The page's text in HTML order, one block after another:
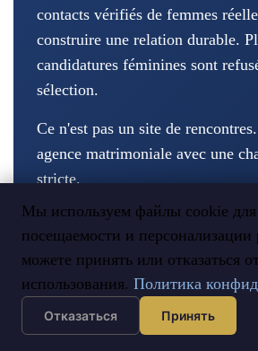
Мы используем файлы cookie для
посещаемости и
можете принять или отказаться
использования. Политика
Отказаться Принять
contacts vérifiés de femmes
construire une relation durable.
candidatures féminines sont
sélection.
Ce n'est pas un site de
agence matrimoniale avec une
stricte.
350+ mariages réussis | Taux
% | Aucun chatbot, aucun
fantôme
Découvrir notre processus →